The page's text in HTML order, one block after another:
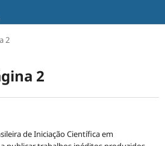
2
2
de Iniciação Científica em